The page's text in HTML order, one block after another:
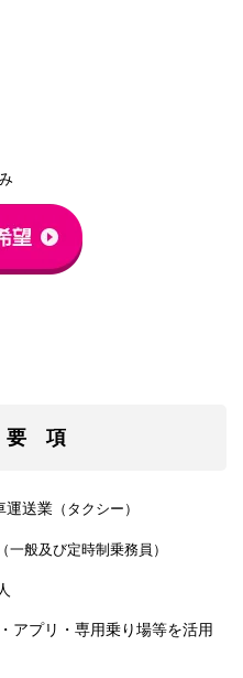
項
運送業 （タクシー）
（一般及び定時制乗務員）
アプリ・専用乗り場等を活用